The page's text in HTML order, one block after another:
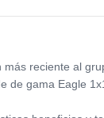
reciente al
de gama Eagle